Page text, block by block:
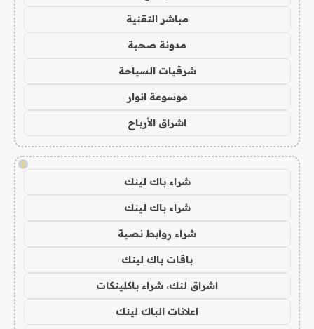
مباشر التقنية
مدونة صحبة
شرقيات السياحة
موسوعة انوار
اشراق الأرباح
!
شراء باك لينك
شراء باك لينك
شراء روابط نصية
باقات باك لينك
اشراق لنك، شراء باكلينكات
اعلانات الباك لينك